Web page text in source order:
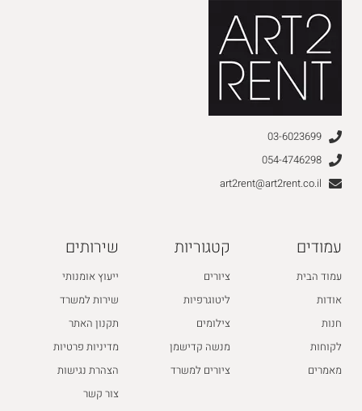
03-6023699
054-4746298
art2rent@art2rent.co.il
עמודים
עמוד הבית
אודות
חנות
לקוחות
מאמרים
קטגוריות
ציורים
ליטוגרפיות
צילומים
מנשה קדישמן
ציורים למשרד
שירותים
ייעוץ אומנותי
שירות למשרד
תקנון האתר
מדיניות פרטיות
הצהרת נגישות
צור קשר